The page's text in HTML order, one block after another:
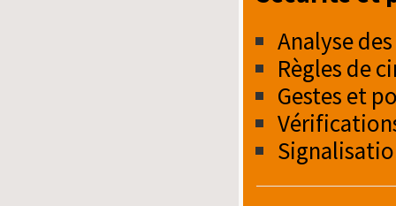
Analyse
Règles de
Gestes et